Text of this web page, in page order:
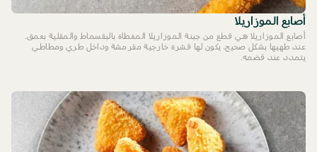
أصابع الموزاريلا
أصابع الموزاريلا هي قطع من جبنة الموزاريلا المغطاة بالبقسماط والمقلية بعمق.
عند طهيها بشكل صحيح، يكون لها قشرة خارجية مقرمشة وداخل طري ومطاطي
يتمدد عند قضمه.